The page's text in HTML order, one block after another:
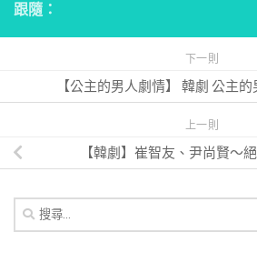
跟隨：
下一則
【公主的男人劇情】 韓劇 公主
上一則
【韓劇】崔智友、尹尚賢～
搜
尋